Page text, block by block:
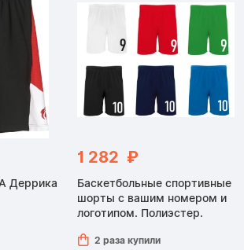
Деррика
1 282 ₽
Баскетбольные спортивные
шорты с вашим номером и
логотипом. Полиэстер.
2 раза купили